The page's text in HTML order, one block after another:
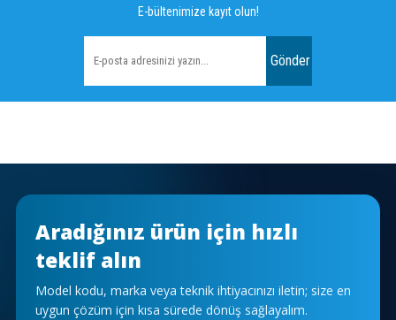
E-bültenimize kayıt olun!
Gönder
Aradığınız ürün için hızlı
teklif alın
Model kodu, marka veya teknik ihtiyacınızı iletin; size en
uygun çözüm için kısa sürede dönüş sağlayalım.